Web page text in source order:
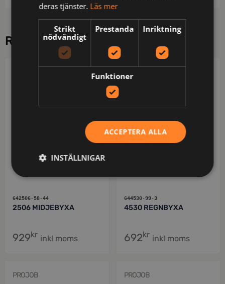
RELATERADE PRODUKTER
642506-58-44
2506 MIDJEBYXA
929kr inkl moms
644530-99-3
4530 REGNBYXA
692kr inkl moms
PROJOB PROJOB
deras tjänster. Läs mer
Strikt
nödvändigt
Prestanda Inriktning
Funktioner
ACCEPTERA ALLA
INSTÄLLNIGAR